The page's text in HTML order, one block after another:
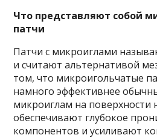
Что представляют собой
патчи
Патчи с микроиглами
и считают альтернативой
том, что микроигольчатые
намного эффективнее
микроиглам на поверхности
обеспечивают глубокое
компонентов и усиливают